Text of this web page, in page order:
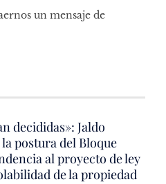
un mensaje de
decididas»: Jaldo
postura del Bloque
al proyecto de ley
de la propiedad